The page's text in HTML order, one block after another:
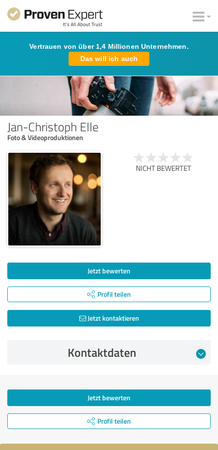
Vertrauen von über 1,4 Millionen Unternehmen.
Das will ich auch
Jan-Christoph Elle
Foto & Videoproduktionen
NICHT BEWERTET
Jetzt bewerten
Profil teilen
Jetzt kontaktieren
Kontaktdaten
Jetzt bewerten
Profil teilen